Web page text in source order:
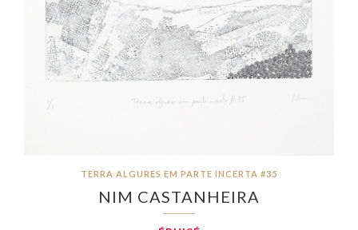
TERRA ALGURES EM PARTE INCERTA #35
NIM CASTANHEIRA